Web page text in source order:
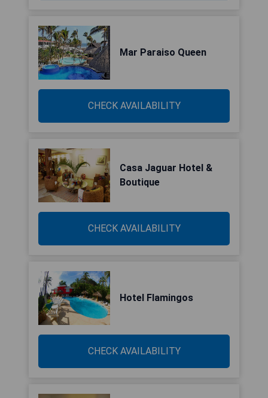
Mar Paraiso Queen
CHECK AVAILABILITY
Casa Jaguar Hotel &
Boutique
CHECK AVAILABILITY
Hotel Flamingos
CHECK AVAILABILITY